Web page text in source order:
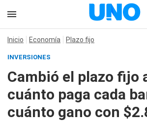
Inicio Economía Plazo fijo
INVERSIONES
Cambió el plazo fijo
cuánto paga cada
cuánto gano con